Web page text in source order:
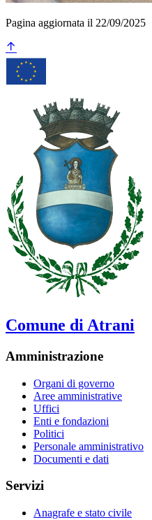
Pagina aggiornata il 22/09/2025
Comune di Atrani
Amministrazione
Organi di governo
Aree amministrative
Uffici
Enti e fondazioni
Politici
Personale amministrativo
Documenti e dati
Servizi
Anagrafe e stato civile